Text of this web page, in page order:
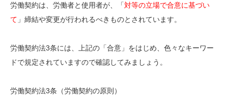
労働契約は、労働者と使用者が、「対等の立場で合意に基づい
て 」締結や変更が行われるべきものとされています。
労働契約法3条には、上記の「合意」をはじめ、色々なキーワー
ドで規定されていますので確認してみましょう。
労働契約法3条（労働契約の原則）